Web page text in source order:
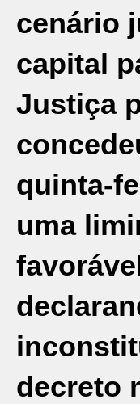
cenário
capital
Justiça
quinta-
uma
decreto